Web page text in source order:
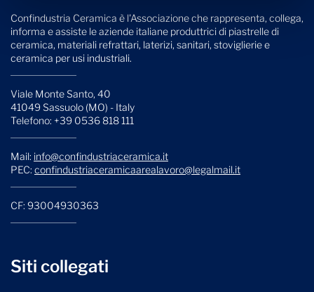
Confindustria Ceramica è l'Associazione che rappresenta, collega,
informa e assiste le aziende italiane produttrici di piastrelle di
ceramica, materiali refrattari, laterizi, sanitari, stoviglierie e
ceramica per usi industriali.
Viale Monte Santo, 40
41049 Sassuolo (MO) - Italy
Telefono: +39 0536 818 111
Mail: info@confindustriaceramica.it
PEC: confindustriaceramicaarealavoro@legalmail.it
CF: 93004930363
Siti collegati